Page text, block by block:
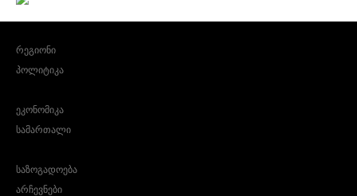
რეგიონი
პოლიტიკა
ეკონომიკა
სამართალი
საზოგადოება
არჩევნები